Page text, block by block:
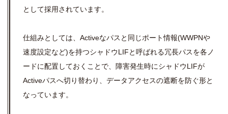
として採用されています。
仕組みとしては、Activeなパスと同じポート情報(WWPNや
速度設定など)を持つシャドウLIFと呼ばれる冗長パスを各ノ
ードに配置しておくことで、障害発生時にシャドウLIFが
Activeパスへ切り替わり、データアクセスの遮断を防ぐ形と
なっています。